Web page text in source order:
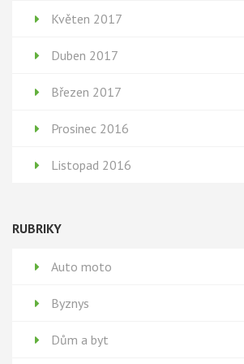
Květen 2017
Duben 2017
Březen 2017
Prosinec 2016
Listopad 2016
RUBRIKY
Auto moto
Byznys
Dům a byt